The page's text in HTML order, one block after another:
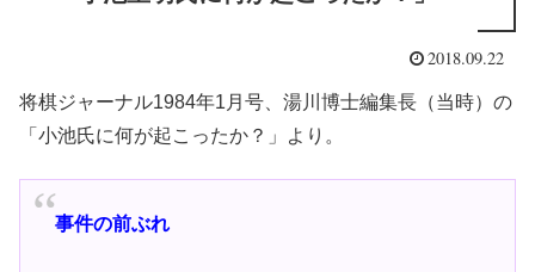
2018.09.22
将棋ジャーナル1984年1月号、湯川博士編集長（当時）の
「小池氏に何が起こったか？」より。
事件の前ぶれ